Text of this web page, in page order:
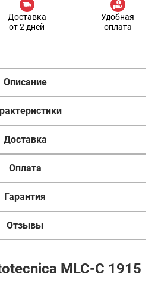
Доставка
от 2 дней
Удобная
оплата
Описание
Доставка
Оплата
Гарантия
Отзывы
MLC-C 1915